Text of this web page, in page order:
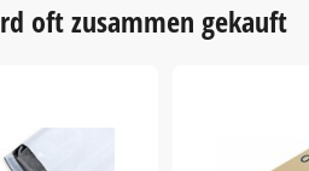
oft zusammen gekauft